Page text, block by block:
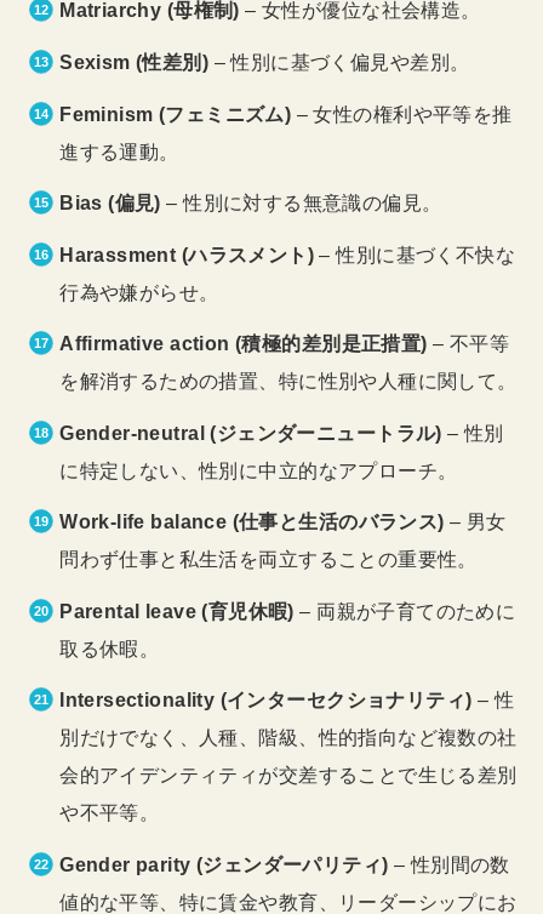
Matriarchy (母権制) – 女性が優位な社会構造。
Sexism (性差別) – 性別に基づく偏見や差別。
Feminism (フェミニズム) – 女性の権利や平等を推
進する運動。
Bias (偏見) – 性別に対する無意識の偏見。
Harassment (ハラスメント) – 性別に基づく不快な
行為や嫌がらせ。
Affirmative action (積極的差別是正措置) – 不平等
を解消するための措置、特に性別や人種に関して。
Gender-neutral (ジェンダーニュートラル) – 性別
に特定しない、性別に中立的なアプローチ。
Work-life balance (仕事と生活のバランス) – 男女
問わず仕事と私生活を両立することの重要性。
Parental leave (育児休暇) – 両親が子育てのために
取る休暇。
Intersectionality (インターセクショナリティ) – 性
別だけでなく、人種、階級、性的指向など複数の社
会的アイデンティティが交差することで生じる差別
や不平等。
Gender parity (ジェンダーパリティ) – 性別間の数
値的な平等、特に賃金や教育、リーダーシップにお